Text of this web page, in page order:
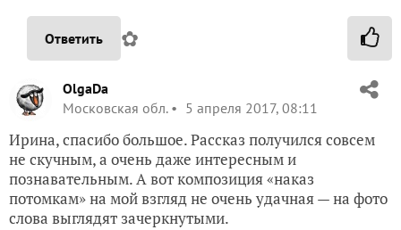
Ответить ✿
OlgaDa
Московская обл.
5 апреля 2017, 08:11
Ирина, спасибо большое. Рассказ получился совсем
не скучным, а очень даже интересным и
познавательным. А вот композиция «наказ
потомкам» на мой взгляд не очень удачная — на фото
слова выглядят зачеркнутыми.